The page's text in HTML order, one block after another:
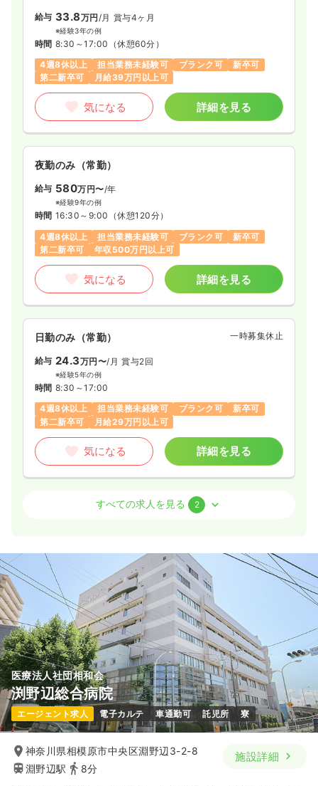
給与 33.8万円 /月 賞与4ヶ月
※経験3年の例
時間 8:30～17:00 （休憩60分）
4週8休以上
担当業務未経験可 ブランク可
新卒可
第二新卒可
月給39万円以上可
気になる 詳細を見る
夜勤のみ（常勤）
給与 580万円〜/年
※経験9年の例
時間 16:30～9:00 （休憩120分）
4週8休以上
担当業務未経験可 ブランク可
新卒可
第二新卒可
年収500万円以上可
気になる 詳細を見る
日勤のみ（常勤） 一時募集休止
給与 24.3万円〜/月 賞与2回
※経験5年の例
時間 8:30～17:00
4週8休以上
担当業務未経験可 ブランク可
新卒可
第二新卒可
月給29万円以上可
気になる 詳細を見る
給与 賞与4ヶ月
時間 8:30～17:00 （休憩60分）
日祝休み
4週8休以上
オンコールあり
月給31万円以上可
気になる 詳細を見る
日勤のみ（常勤） 一時募集休止
給与 25.9万円〜/月 賞与4ヶ月
※経験3年の例
時間 8:30～17:00 （休憩60分）
すべての求人を見る 2
医療法人社団相和会
渕野辺総合病院
エージェント求人 電子カルテ 車通勤可 託児所 寮
神奈川県相模原市中央区淵野辺3-2-8
淵野辺駅
8分
施設詳細